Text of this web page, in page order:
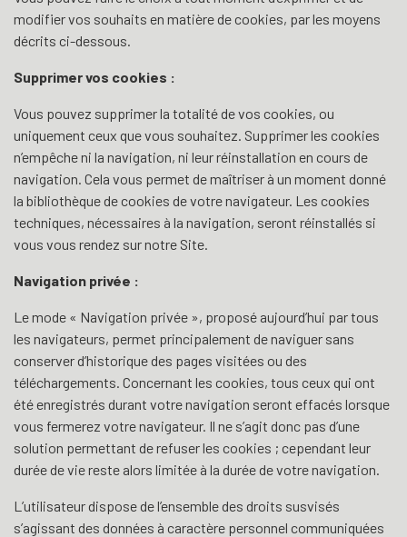
modifier vos souhaits en matière de cookies, par les moyens
décrits ci-dessous.
Supprimer vos cookies :
Vous pouvez supprimer la totalité de vos cookies, ou
uniquement ceux que vous souhaitez. Supprimer les cookies
n’empêche ni la navigation, ni leur réinstallation en cours de
navigation. Cela vous permet de maîtriser à un moment donné
la bibliothèque de cookies de votre navigateur. Les cookies
techniques, nécessaires à la navigation, seront réinstallés si
vous vous rendez sur notre Site.
Navigation privée :
Le mode « Navigation privée », proposé aujourd’hui par tous
les navigateurs, permet principalement de naviguer sans
conserver d’historique des pages visitées ou des
téléchargements. Concernant les cookies, tous ceux qui ont
été enregistrés durant votre navigation seront effacés lorsque
vous fermerez votre navigateur. Il ne s’agit donc pas d’une
solution permettant de refuser les cookies ; cependant leur
durée de vie reste alors limitée à la durée de votre navigation.
L’utilisateur dispose de l’ensemble des droits susvisés
s’agissant des données à caractère personnel communiquées